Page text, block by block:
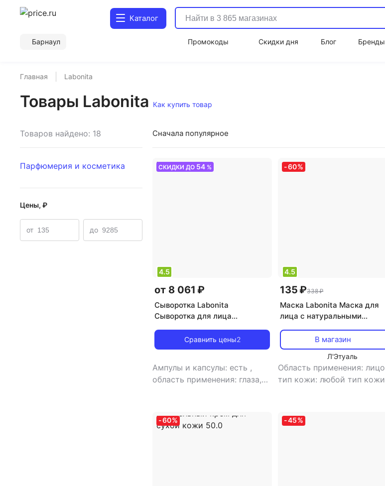
Каталог
Барнаул
Промокоды Скидки дня Блог Бренды
Главная Labonita
Товары Labonita Как купить товар
Товаров найдено: 18
Парфюмерия и косметика
Цены, ₽
от до
Сначала популярное
СКИДКИ ДО 54%
4.5
от 8 061 ₽
Сыворотка Labonita
Сыворотка для лица
эффектом выравнивания кожи
50.0
Сравнить цены2
Ампулы и капсулы: есть ,
область применения: глаза,
сыворотка,эффект:
избавление от темных
-60%
4.5
135 ₽338 ₽
Маска Labonita Маска для
лица с натуральными
В магазин
Л'Этуаль
Область применения: лицо
тип кожи: любой тип кожи
-60% -45%